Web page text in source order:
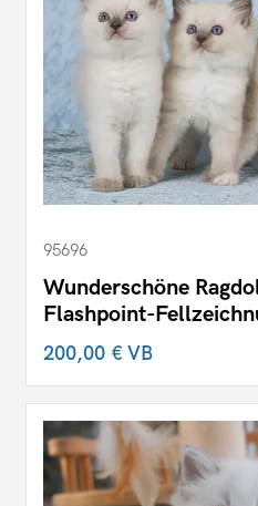
95696
Wunderschöne
Flashpoint-
200,00 €VB